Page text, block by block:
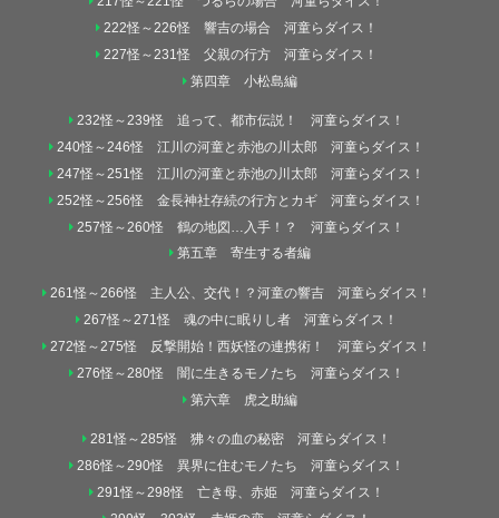
222怪～226怪 響吉の場合 河童らダイス！
227怪～231怪 父親の行方 河童らダイス！
第四章 小松島編
232怪～239怪 追って、都市伝説！ 河童らダイス！
240怪～246怪 江川の河童と赤池の川太郎 河童らダイス！
247怪～251怪 江川の河童と赤池の川太郎 河童らダイス！
252怪～256怪 金長神社存続の行方とカギ 河童らダイス！
257怪～260怪 鶴の地図…入手！？ 河童らダイス！
第五章 寄生する者編
261怪～266怪 主人公、交代！？河童の響吉 河童らダイス！
267怪～271怪 魂の中に眠りし者 河童らダイス！
272怪～275怪 反撃開始！西妖怪の連携術！ 河童らダイス！
276怪～280怪 闇に生きるモノたち 河童らダイス！
第六章 虎之助編
281怪～285怪 狒々の血の秘密 河童らダイス！
286怪～290怪 異界に住むモノたち 河童らダイス！
291怪～298怪 亡き母、赤姫 河童らダイス！